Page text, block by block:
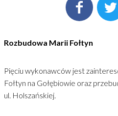
Rozbudowa Marii Fołtyn
Pięciu wykonawców jest
Fołtyn na Gołębiowie oraz
ul. Holszańskiej.